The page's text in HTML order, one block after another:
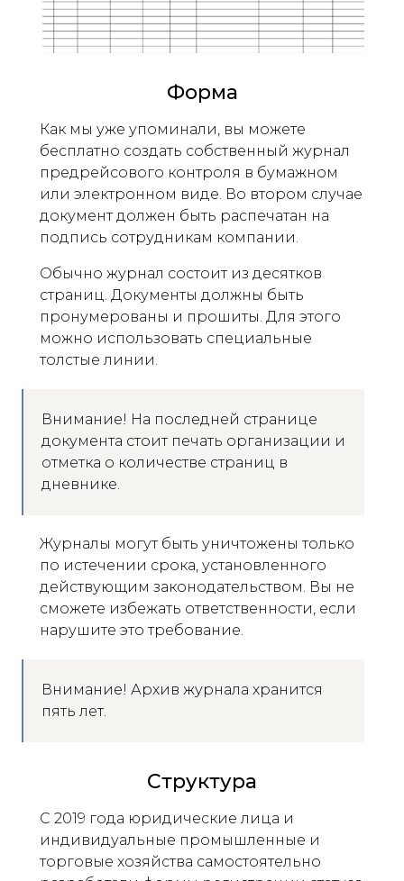
Форма
Как мы уже упоминали, вы можете
бесплатно создать собственный журнал
предрейсового контроля в бумажном
или электронном виде. Во втором случае
документ должен быть распечатан на
подпись сотрудникам компании.
Обычно журнал состоит из десятков
страниц. Документы должны быть
пронумерованы и прошиты. Для этого
можно использовать специальные
толстые линии.
Внимание! На последней странице
документа стоит печать организации и
отметка о количестве страниц в
дневнике.
Журналы могут быть уничтожены только
по истечении срока, установленного
действующим законодательством. Вы не
сможете избежать ответственности, если
нарушите это требование.
Внимание! Архив журнала хранится
пять лет.
Структура
С 2019 года юридические лица и
индивидуальные промышленные и
торговые хозяйства самостоятельно